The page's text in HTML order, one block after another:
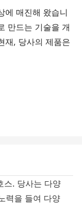
에 매진해 왔습니
만드는 기술을 개
재, 당사의 제품은
스. 당사는 다양
력을 들여 다양